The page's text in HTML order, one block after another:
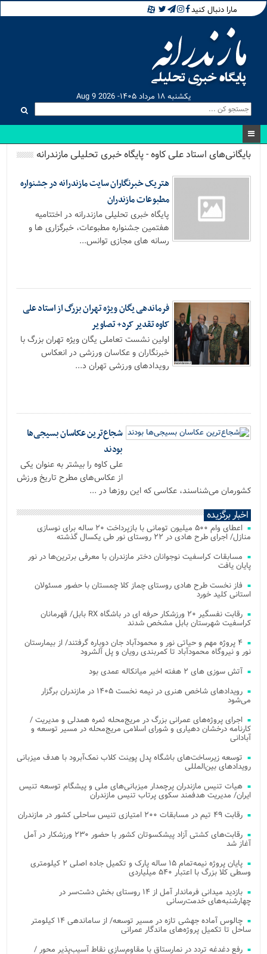
مارا دنبال کنید
یکشنبه ۱۸ مرداد ۱۴۰۵- Aug 9 2026
بایگانی‌های استاد علی کاوه - پایگاه خبری تحلیلی مازندرانه
هتریک خبرنگاران سایت مازندرانه در جشنواره
مطبوعات مازندران
پایگاه خبری تحلیلی مازندرانه در اختتامیه
هفتمین جشنواره مطبوعات، خبرگزاری ها و
رسانه های مجازی توانس...
فرماندهی یگان ویژه تهران بزرگ از استاد علی
کاوه تقدیر کرد+ تصاویر
اولین نشست تعاملی یگان ویژه تهران بزرگ با
خبرنگاران و عکاسان ورزشی در انعکاس
رویدادهای ورزشی تهران د...
شجاع‌ترین عکاسان بسیجی‌ها
بودند
علی کاوه را بیشتر به عنوان یکی
از عکاس‌های مطرح تاریخ ورزش
کشورمان می‌شناسند، عکاسی که این روزها در ...
اخبار برگزیده
اعطای وام ۵۰۰ میلیون تومانی با بازپرداخت ۲۰ ساله برای نوسازی
منازل/ اجرای طرح هادی در ۲۲ روستای نور طی یکسال گذشته
مسابقات کراسفیت نوجوانان دختر مازندران با معرفی برترین‌ها در نور
پایان یافت
فاز نخست طرح هادی روستای چماز کلا چمستان با حضور مسئولان
استانی کلید خورد
رقابت نفسگیر ۲۰ ورزشکار حرفه ای در باشگاه RX بابل/ قهرمانان
کراسفیت شهرستان بابل مشخص شدند
۴ پروژه مهم و حیاتی نور و محمودآباد جان دوباره گرفتند/ از بیمارستان
نور و نیروگاه محمودآباد تا کمربندی رویان و پل آلشرود
آتش‌ سوزی‌ های ۲ هفته اخیر میانکاله عمدی بود
رویدادهای شاخص هنری در نیمه نخست ۱۴۰۵ در مازندران برگزار
می‌شود
اجرای پروژه‌های عمرانی بزرگ در مریج‌محله ثمره همدلی و مدیریت /
کارنامه درخشان دهیاری و شورای اسلامی مریج‌محله در مسیر توسعه و
آبادانی
توسعه زیرساخت‌های باشگاه پدل پوینت کلاب نمک‌آبرود با هدف میزبانی
رویدادهای بین‌المللی
هیات تنیس مازندران پرچمدار میزبانی‌های ملی و پیشگام توسعه تنیس
ایران/ مدیریت هدفمند سکوی پرتاب تنیس مازندران
رقابت ۴۹ تیم در مسابقات ۲۰۰ امتیازی تنیس ساحلی کشور در مازندران
رقابت‌های کشتی آزاد پیشکسوتان کشور با حضور ۲۳۰ ورزشکار در آمل
آغاز شد
پایان پروژه نیمه‌تمام ۱۵ ساله پارک و تکمیل جاده اصلی ۲ کیلومتری
وسطی کلا بزرگ با اعتبار ۵۴۰ میلیاردی
بازدید میدانی فرماندار آمل از ۱۴ روستای بخش دشت‌سر در
چهارشنبه‌های خدمت‌رسانی
چالوس آماده جهشی تازه در مسیر توسعه/ از ساماندهی ۱۴ کیلومتر
ساحل تا تکمیل پروژه‌های ماندگار عمرانی
رفع دغدغه تردد در نمارستاق با مقاوم‌سازی نقاط آسیب‌پذیر محور /